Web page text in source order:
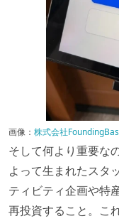
画像： 株式会社
そして何より重要な
よって生まれたスタ
ティビティ企画や特
再投資すること。こ